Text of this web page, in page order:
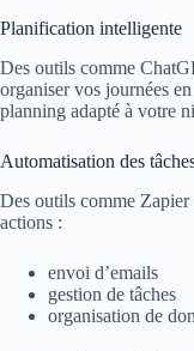
Planification intelligente
Des outils comme
organiser vos journées
planning adapté à votre
Automatisation des
Des outils comme Zapier
actions :
envoi d’emails
gestion de tâches
organisation de